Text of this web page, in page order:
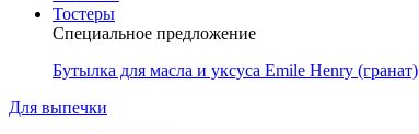
Тостеры
Специальное предложение
Бутылка для масла и уксуса Emile Henry (гранат)
Для выпечки